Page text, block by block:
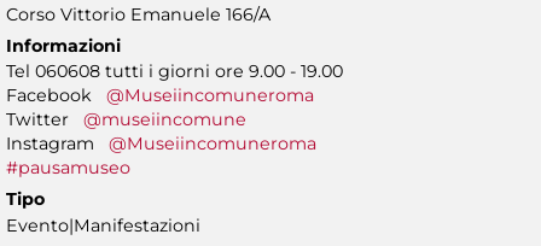
Corso Vittorio Emanuele 166/A
Informazioni
Tel 060608 tutti i giorni ore 9.00 - 19.00
Facebook @Museiincomuneroma
Twitter @museiincomune
Instagram @Museiincomuneroma
#pausamuseo
Tipo
Evento|Manifestazioni